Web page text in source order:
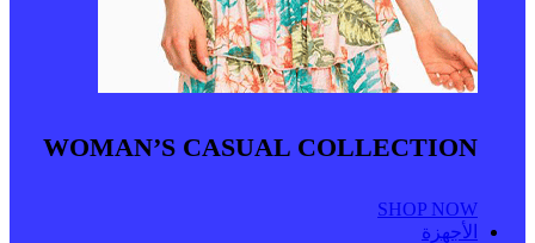
WOMAN’S CASUAL COLLECTION
SHOP NOW
الأجهزة